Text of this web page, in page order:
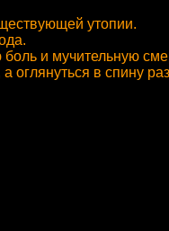
утопии.
и мучительную
в спину